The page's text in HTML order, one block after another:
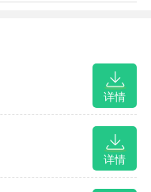
详情
详情